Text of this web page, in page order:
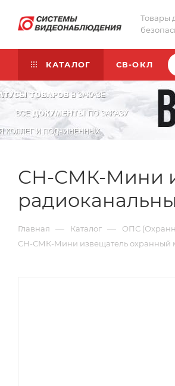
Товары
КАТАЛОГ СВ-ОКЛ
СН-СМК-Мини
Главная — Каталог — ОПС
СН-СМК-Мини извещатель охранный